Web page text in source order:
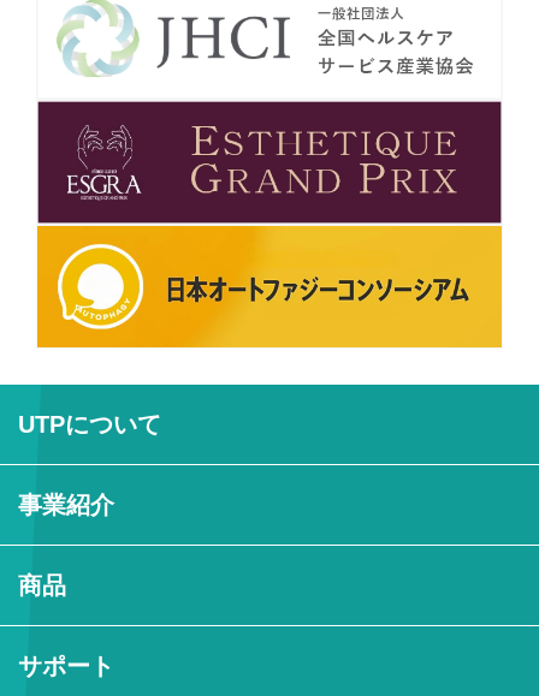
UTPについて
事業紹介
商品
サポート